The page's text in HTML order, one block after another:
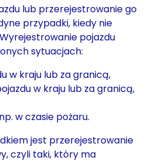
lub przerejestrowanie go
przypadki, kiedy nie
pojazdu
sytuacjach:
w kraju lub za granicą,
w kraju lub za granicą,
w czasie pożaru.
jest przerejestrowanie
czyli taki, który ma